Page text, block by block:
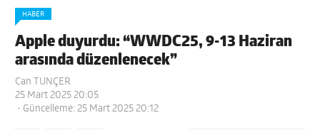
HABER
Apple duyurdu: “WWDC25, 9-13 Haziran
arasında düzenlenecek”
Can TUNÇER
25 Mart 2025 20:05
- Güncelleme: 25 Mart 2025 20:12